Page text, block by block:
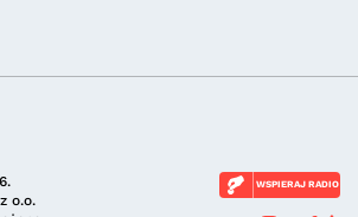
o.o.
WSPIERAJ RADIO